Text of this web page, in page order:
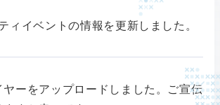
ィイベントの情報を更新しました。
ヤーをアップロードしました。ご宣伝